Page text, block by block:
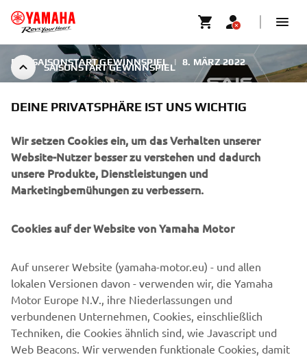
SAISONSTART GEWINNSPIEL
DAS SAISONSTART GEWINNSPIEL | 8. MÄRZ 2022
SAISONSTART GEWINNSPIEL
UNTERNEHMEN
B2B
DEINE PRIVATSPHÄRE IST UNS WICHTIG
Wir setzen Cookies ein, um das Verhalten unserer
Website-Nutzer besser zu verstehen und dadurch
unsere Produkte, Dienstleistungen und
Marketingbemühungen zu verbessern.
Cookies auf der Website von Yamaha Motor
Auf unserer Website (yamaha-motor.eu) - und allen
lokalen Versionen davon - verwenden wir, die Yamaha
Motor Europe N.V., ihre Niederlassungen und
verbundenen Unternehmen, Cookies, einschließlich
Techniken, die Cookies ähnlich sind, wie Javascript und
Web Beacons. Wir verwenden funktionale Cookies, damit